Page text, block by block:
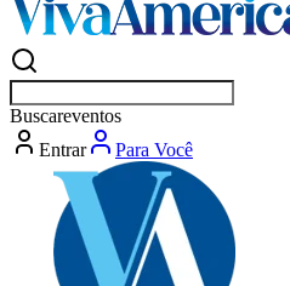
Buscareventos em Americana
Entrar
Para Você